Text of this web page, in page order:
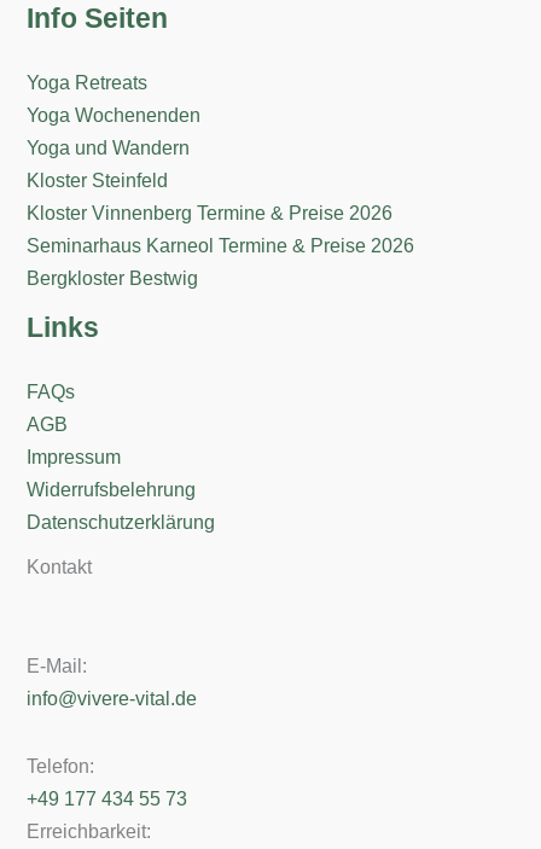
Info Seiten
Yoga Retreats
Yoga Wochenenden
Yoga und Wandern
Kloster Steinfeld
Kloster Vinnenberg Termine & Preise 2026
Seminarhaus Karneol Termine & Preise 2026
Bergkloster Bestwig
Links
FAQs
AGB
Impressum
Widerrufsbelehrung
Datenschutzerklärung
Kontakt
E-Mail:
info@vivere-vital.de
Telefon:
+49 177 434 55 73
Erreichbarkeit: